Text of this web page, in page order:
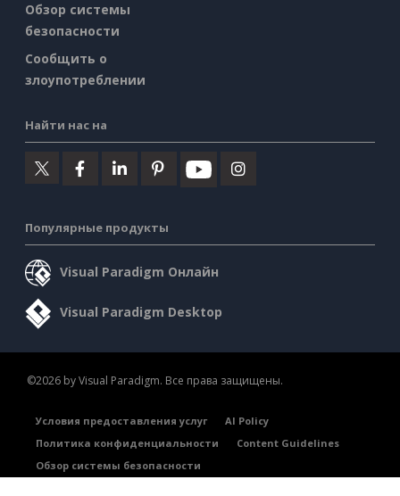
Обзор системы
безопасности
Сообщить о
злоупотреблении
Найти нас на
Популярные продукты
Visual Paradigm Онлайн
Visual Paradigm Desktop
©2026 by Visual Paradigm. Все права защищены.
Условия предоставления услуг
AI Policy
Политика конфиденциальности
Content Guidelines
Обзор системы безопасности